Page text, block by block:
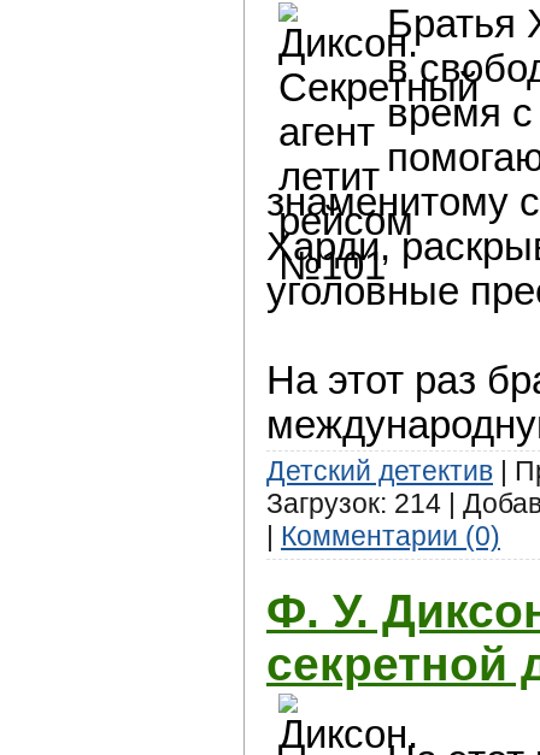
Братья
в
время
знаменитому
Харди,
уголовные
На этот раз
Детский детектив |
Загрузок: 214 |
| Комментарии (0)
Ф. У.
секретной